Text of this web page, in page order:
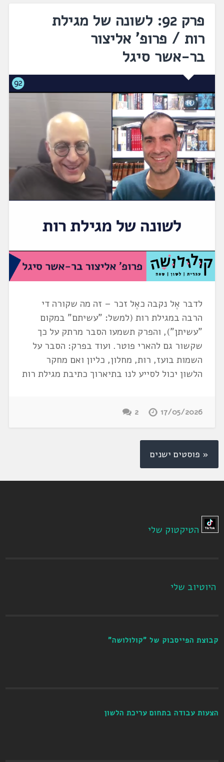
פרק 92: לשונה של מגילת
רות / פרופ' אליצור
בר-אשר סיגל
לדבר אֶל נקבה כאֶל זכר – זה מה שקורה די
הרבה במגילת רות (למשל: "עשיתם" במקום
"עשיתן"), והפרק תשמעו הסבר מרתק על כך
שקשור גם להארי פוטר. ועוד בפרק: הסבר על
השמות בועז, רות, מחלון, כליון ואם מחקר
הלשון יכול לסייע לנו בתיארוך כתיבת מגילת רות
17/05/2026
2
« פוסטים ישנים
הטיקטוק שלי
היוטיוב שלי
קבוצת הפייסבוק של "קולולושה"
הצעות עבודה בתחום עריכת הלשון